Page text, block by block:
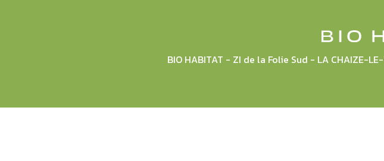
BIO HABITAT - ZI de la Folie Sud - LA CHAIZE-